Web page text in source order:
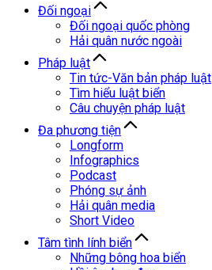
Đối ngoại
Đối ngoại quốc phòng
Hải quân nước ngoài
Pháp luật
Tin tức-Văn bản pháp luật
Tìm hiểu luật biển
Câu chuyện pháp luật
Đa phương tiện
Longform
Infographics
Podcast
Phóng sự ảnh
Hải quân media
Short Video
Tâm tình lính biển
Những bông hoa biển